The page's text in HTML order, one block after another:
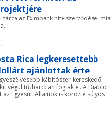
az Eximbank hitelszerződései
Rica legkeresettebb
ajánlottak érte
kábítószer-kereskedő
végül tűzharcban fogtak el. A Diablo
Egyesült Államok is körözte súlyos